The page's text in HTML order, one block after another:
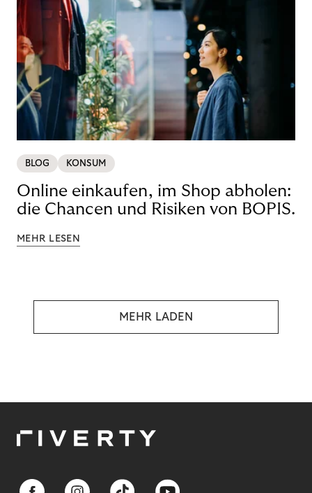
BLOG KONSUM
Online einkaufen, im Shop abholen:
die Chancen und Risiken von BOPIS.
MEHR LESEN
MEHR LADEN